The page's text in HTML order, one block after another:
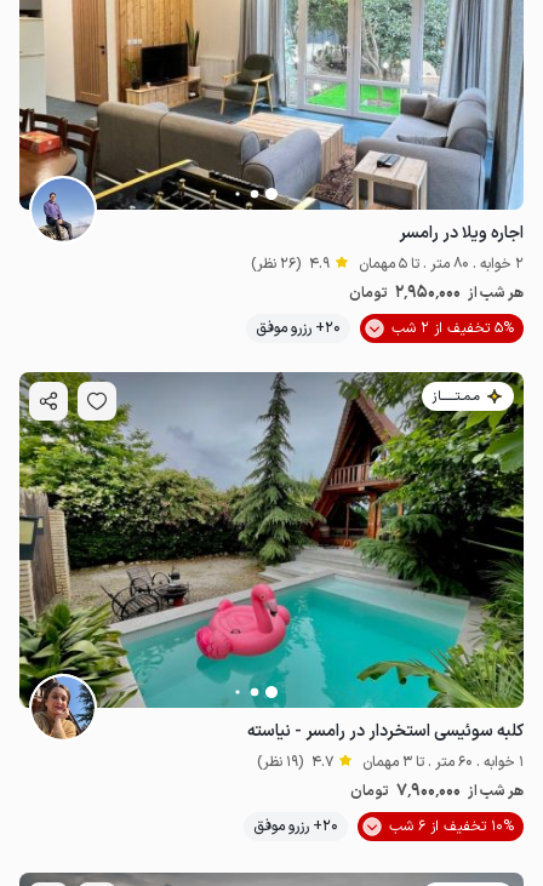
اجاره ویلا در رامسر
2 خوابه . 80 متر . تا 5 مهمان 4.9 (26 نظر)
هر شب از 2٬950٬000 تومان
5% تخفیف از 2 شب
20+ رزرو موفق
مـمـتــــــاز
کلبه سوئیسی استخردار در رامسر - نیاسته
1 خوابه . 60 متر . تا 3 مهمان 4.7 (19 نظر)
هر شب از 7٬900٬000 تومان
10% تخفیف از 6 شب
20+ رزرو موفق